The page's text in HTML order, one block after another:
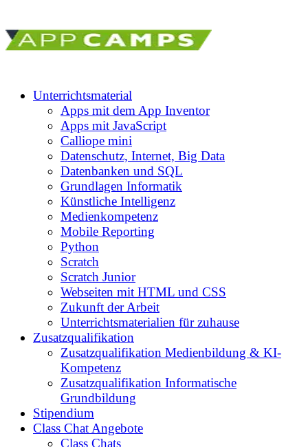
Unterrichtsmaterial
Apps mit dem App Inventor
Apps mit JavaScript
Calliope mini
Datenschutz, Internet, Big Data
Datenbanken und SQL
Grundlagen Informatik
Künstliche Intelligenz
Medienkompetenz
Mobile Reporting
Python
Scratch
Scratch Junior
Webseiten mit HTML und CSS
Zukunft der Arbeit
Unterrichtsmaterialien für zuhause
Zusatzqualifikation
Zusatzqualifikation Medienbildung & KI-
Kompetenz
Zusatzqualifikation Informatische
Grundbildung
Stipendium
Class Chat Angebote
Class Chats